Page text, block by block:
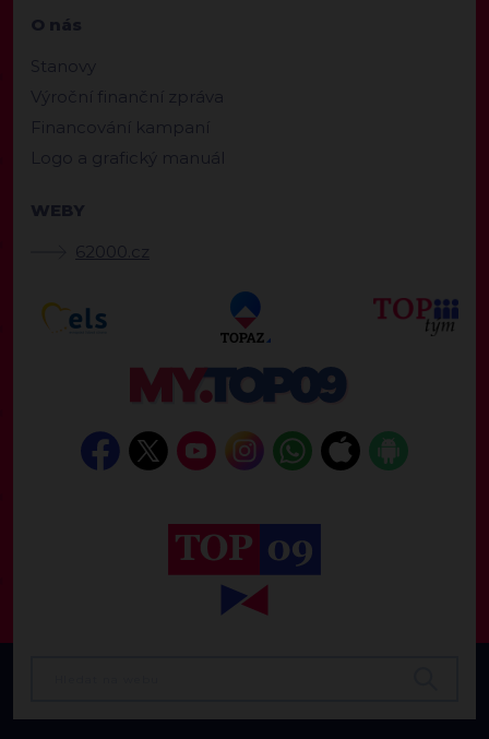
O nás
Stanovy
Výroční finanční zpráva
Financování kampaní
Logo a grafický manuál
WEBY
62000.cz